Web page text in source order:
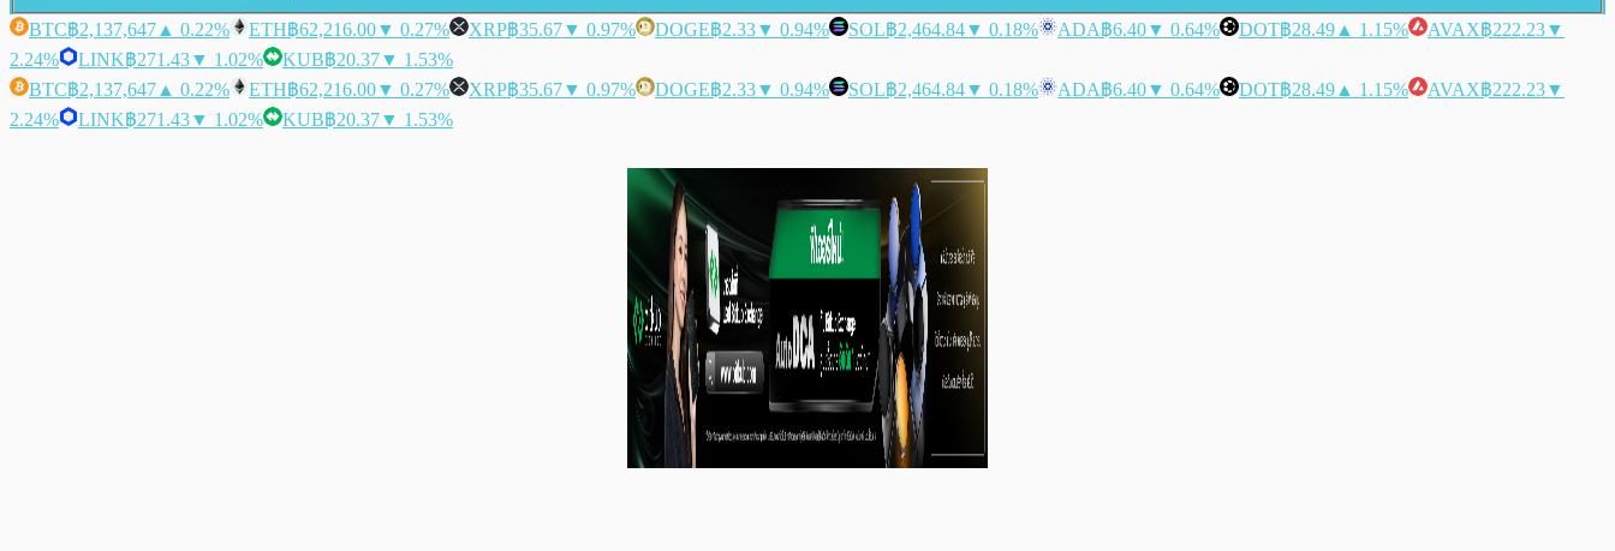
BTC฿2,137,647 ▲ 0.22% ETH฿62,216.00▼ 0.27% XRP฿35.67▼ 0.97% DOGE฿2.33▼ 0.94% SOL฿2,464.84▼ 0.18% ADA฿6.40▼ 0.64% DOT฿28.49 ▲ 1.15% AVAX฿222.23▼
2.24%
LINK฿271.43▼ 1.02% KUB฿20.37▼ 1.53%
BTC฿2,137,647 ▲ 0.22% ETH฿62,216.00▼ 0.27% XRP฿35.67▼ 0.97% DOGE฿2.33▼ 0.94% SOL฿2,464.84▼ 0.18% ADA฿6.40▼ 0.64% DOT฿28.49 ▲ 1.15% AVAX฿222.23▼
2.24%
LINK฿271.43▼ 1.02% KUB฿20.37▼ 1.53%